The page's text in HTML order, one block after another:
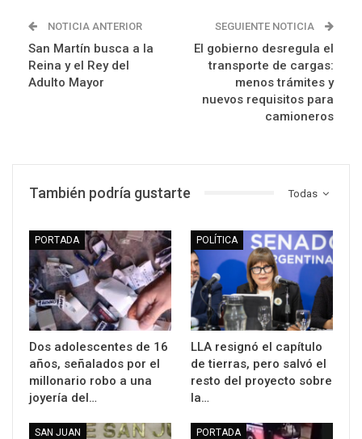
NOTICIA ANTERIOR
San Martín busca a la
Reina y el Rey del
Adulto Mayor
SEGUIENTE NOTICIA
El gobierno desregula el
transporte de cargas:
menos trámites y
nuevos requisitos para
camioneros
Todas
También podría gustarte
PORTADA
Dos adolescentes de 16
años, señalados por el
millonario robo a una
joyería del…
POLÍTICA
LLA resignó el capítulo
de tierras, pero salvó el
resto del proyecto sobre
la…
SAN JUAN PORTADA